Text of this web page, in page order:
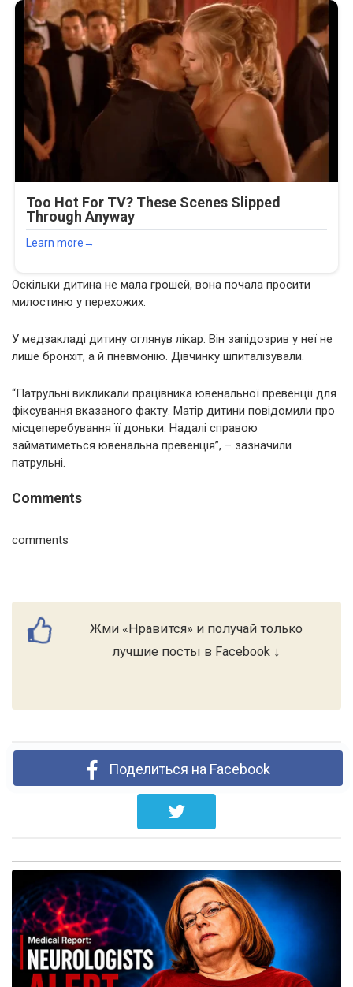
Оскільки дитина не мала грошей, вона почала просити
милостиню у перехожих.
У медзакладі дитину оглянув лікар. Він запідозрив у неї не
лише бронхіт, а й пневмонію. Дівчинку шпиталізували.
“Патрульні викликали працівника ювенальної превенції для
фіксування вказаного факту. Матір дитини повідомили про
місцеперебування її доньки. Надалі справою
займатиметься ювенальна превенція”, – зазначили
патрульні.
Comments
comments
Жми «Нравится» и получай только
лучшие посты в Facebook ↓
Поделиться на Facebook